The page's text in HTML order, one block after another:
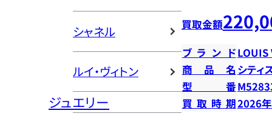
シャネル
ルイ・ヴィトン
ジュエリー
買取金額
ブランドLOUIS
商品名 シティ
型番
買取時期2026